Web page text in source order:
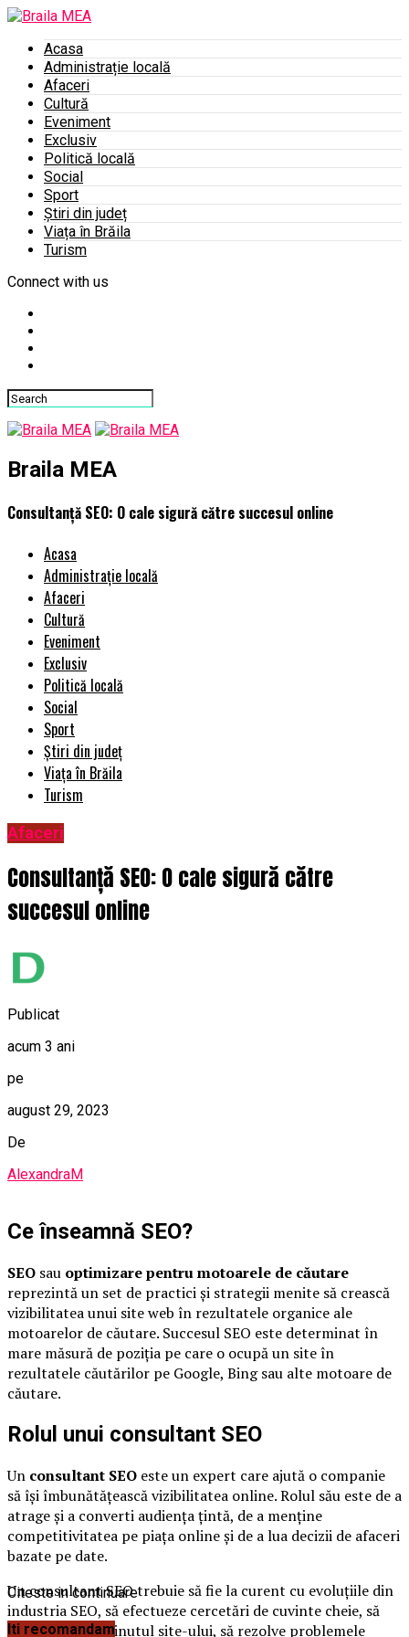
Acasa
Administrație locală
Afaceri
Cultură
Eveniment
Exclusiv
Politică locală
Social
Sport
Știri din județ
Viața în Brăila
Turism
Connect with us
Braila MEA
Consultanță SEO: O cale sigură către succesul online
Acasa
Administrație locală
Afaceri
Cultură
Eveniment
Exclusiv
Politică locală
Social
Sport
Știri din județ
Viața în Brăila
Turism
Afaceri
Consultanță SEO: O cale sigură către
succesul online
Publicat
acum 3 ani
pe
august 29, 2023
De
AlexandraM
Ce înseamnă SEO?
SEO sau optimizare pentru motoarele de căutare
reprezintă un set de practici și strategii menite să crească
vizibilitatea unui site web în rezultatele organice ale
motoarelor de căutare. Succesul SEO este determinat în
mare măsură de poziția pe care o ocupă un site în
rezultatele căutărilor pe Google, Bing sau alte motoare de
căutare.
Rolul unui consultant SEO
Un consultant SEO este un expert care ajută o companie
să își îmbunătățească vizibilitatea online. Rolul său este de a
atrage și a converti audiența țintă, de a menține
competitivitatea pe piața online și de a lua decizii de afaceri
bazate pe date.
Un consultant SEO trebuie să fie la curent cu evoluțiile din
industria SEO, să efectueze cercetări de cuvinte cheie, să
optimizeze conținutul site-ului, să rezolve problemele
Citeste in continuare
Iti recomandam